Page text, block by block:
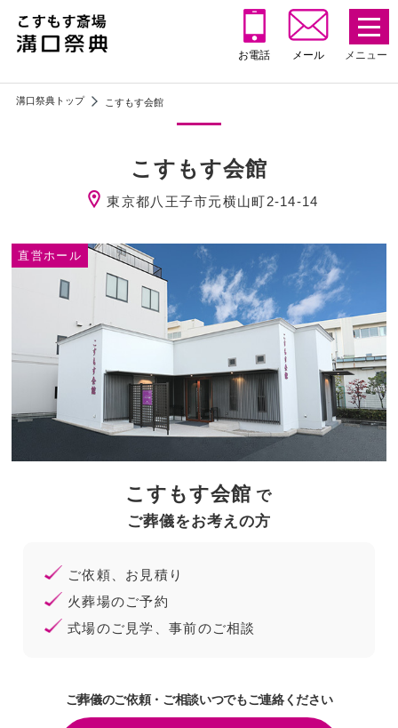
お電話 メール
溝口祭典トップ こすもす会館
こすもす会館
東京都⼋王⼦市元横⼭町2-14-14
直営ホール
こすもす会館 で
ご葬儀をお考えの⽅
ご依頼、お⾒積り
⽕葬場のご予約
式場のご⾒学、事前のご相談
ご葬儀のご依頼・ご相談いつでもご連絡ください